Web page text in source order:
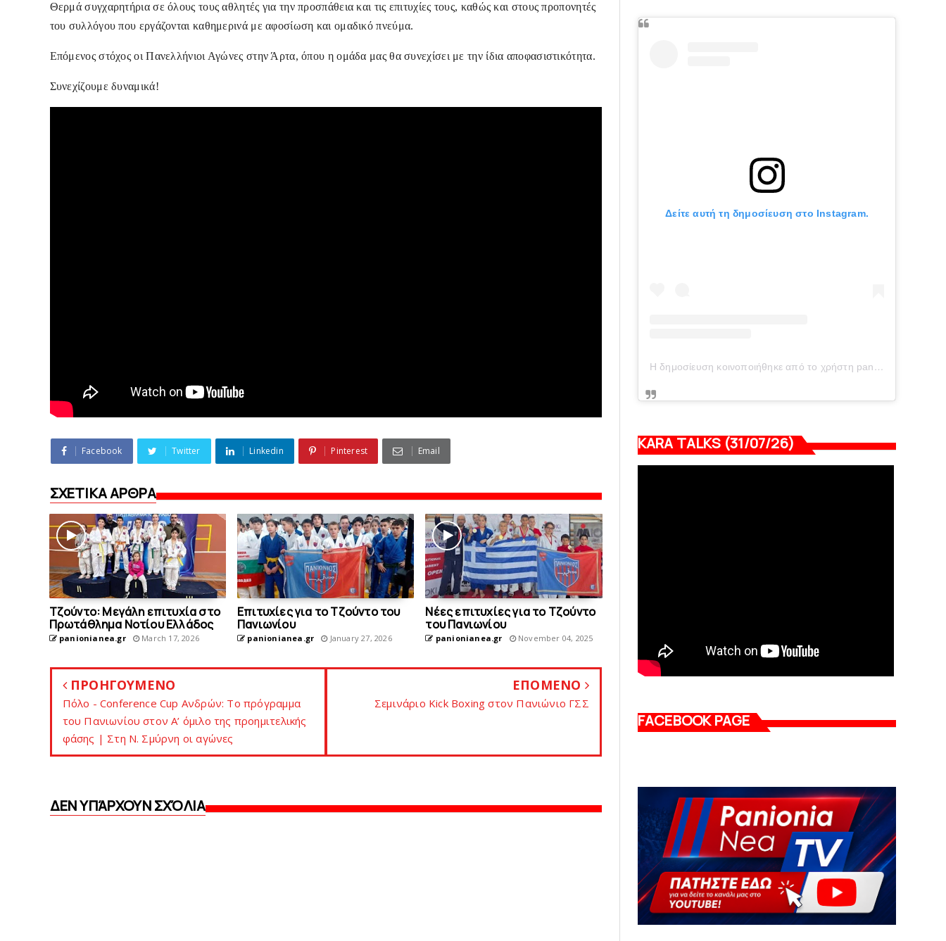
Θερμά συγχαρητήρια σε όλους τους αθλητές για την προσπάθεια και τις επιτυχίες τους, καθώς και στους προπονητές
του συλλόγου που εργάζονται καθημερινά με αφοσίωση και ομαδικό πνεύμα.
Επόμενος στόχος οι Πανελλήνιοι Αγώνες στην Άρτα, όπου η ομάδα μας θα συνεχίσει με την ίδια αποφασιστικότητα.
Συνεχίζουμε δυναμικά!
Facebook Twitter Linkedin Pinterest Email
ΣΧΕΤΙΚΑ ΑΡΘΡΑ
Tζούντο: Μεγάλη επιτυχία στο
Πρωτάθλημα Νοτίου Ελλάδος
panionianea.gr March 17, 2026
Επιτυχίες για το Tζούντο του
Πανιωνίου
panionianea.gr January 27, 2026
Nέες επιτυχίες για το Tζούντο
του Πανιωνίου
panionianea.gr November 04, 2025
ΠΡΟΗΓΟΥΜΕΝΟ
Πόλο - Conference Cup Ανδρών: Το πρόγραμμα
του Πανιωνίου στον Α’ όμιλο της προημιτελικής
φάσης | Στη Ν. Σμύρνη οι αγώνες
ΕΠΟΜΕΝΟ
Σεμινάριο Kick Boxing στον Πανιώνιο ΓΣΣ
ΔΕΝ ΥΠΆΡΧΟΥΝ ΣΧΌΛΙΑ
Δείτε αυτή τη δημοσίευση στο Instagram.
Η δημοσίευση κοινοποιήθηκε από το χρήστη panionianea.gr (@panionianea.gr)
KARA TALKS (31/07/26)
FACEBOOK PAGE